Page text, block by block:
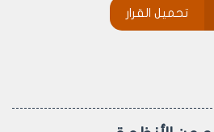
المنقولة إلى الساحات المغلقة
تحميل القرار